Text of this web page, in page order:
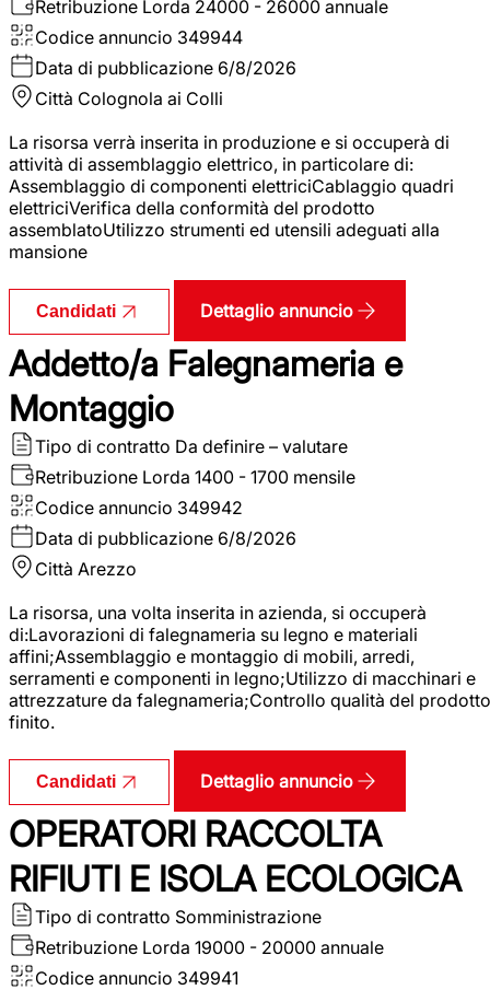
Retribuzione Lorda 24000 - 26000 annuale
Codice annuncio 349944
Data di pubblicazione 6/8/2026
Città Colognola ai Colli
La risorsa verrà inserita in produzione e si occuperà di
attività di assemblaggio elettrico, in particolare di:
Assemblaggio di componenti elettriciCablaggio quadri
elettriciVerifica della conformità del prodotto
assemblatoUtilizzo strumenti ed utensili adeguati alla
mansione
Candidati Dettaglio annuncio
Addetto/a Falegnameria e
Montaggio
Tipo di contratto Da definire – valutare
Retribuzione Lorda 1400 - 1700 mensile
Codice annuncio 349942
Data di pubblicazione 6/8/2026
Città Arezzo
La risorsa, una volta inserita in azienda, si occuperà
di:Lavorazioni di falegnameria su legno e materiali
affini;Assemblaggio e montaggio di mobili, arredi,
serramenti e componenti in legno;Utilizzo di macchinari e
attrezzature da falegnameria;Controllo qualità del prodotto
finito.
Candidati Dettaglio annuncio
OPERATORI RACCOLTA
RIFIUTI E ISOLA ECOLOGICA
Tipo di contratto Somministrazione
Retribuzione Lorda 19000 - 20000 annuale
Codice annuncio 349941